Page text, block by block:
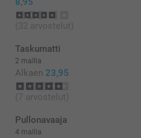
(32 arvostelut)
Taskumatti
2 mallia
Alkaen 23,95
(7 arvostelut)
Pullonavaaja
4 mallia